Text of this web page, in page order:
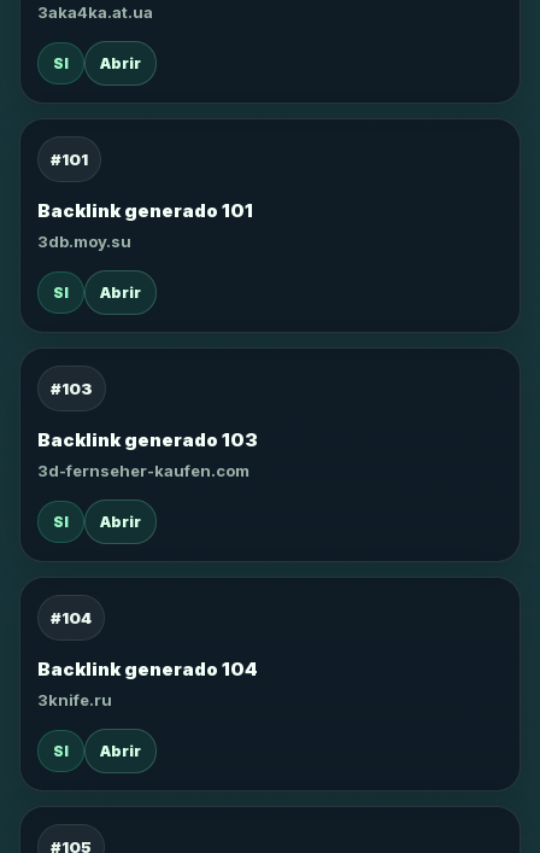
3aka4ka.at.ua
SI Abrir
#101
Backlink generado 101
3db.moy.su
SI Abrir
#103
Backlink generado 103
3d-fernseher-kaufen.com
SI Abrir
#104
Backlink generado 104
3knife.ru
SI Abrir
#105